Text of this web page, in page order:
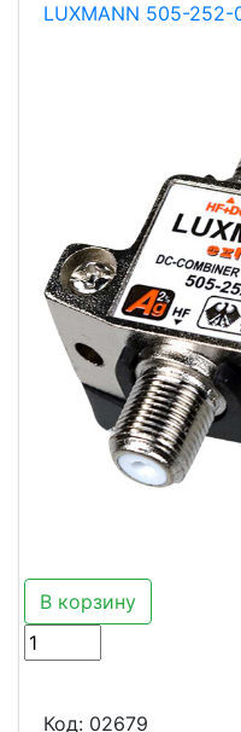
LUXMANN 505-
В корзину
Код: 02679